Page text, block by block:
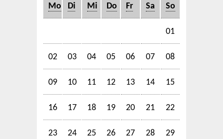
Mo Di Mi Do Fr Sa So
01
02 03 04 05 06 07 08
09 10 11 12 13 14 15
16 17 18 19 20 21 22
23 24 25 26 27 28 29